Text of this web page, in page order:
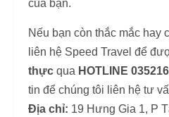
của bạn.
Nếu bạn còn thắc mắc hay
liên hệ Speed Travel để
thực qua HOTLINE
tin để chúng tôi liên hệ tư
Địa chỉ: 19 Hưng Gia 1, P